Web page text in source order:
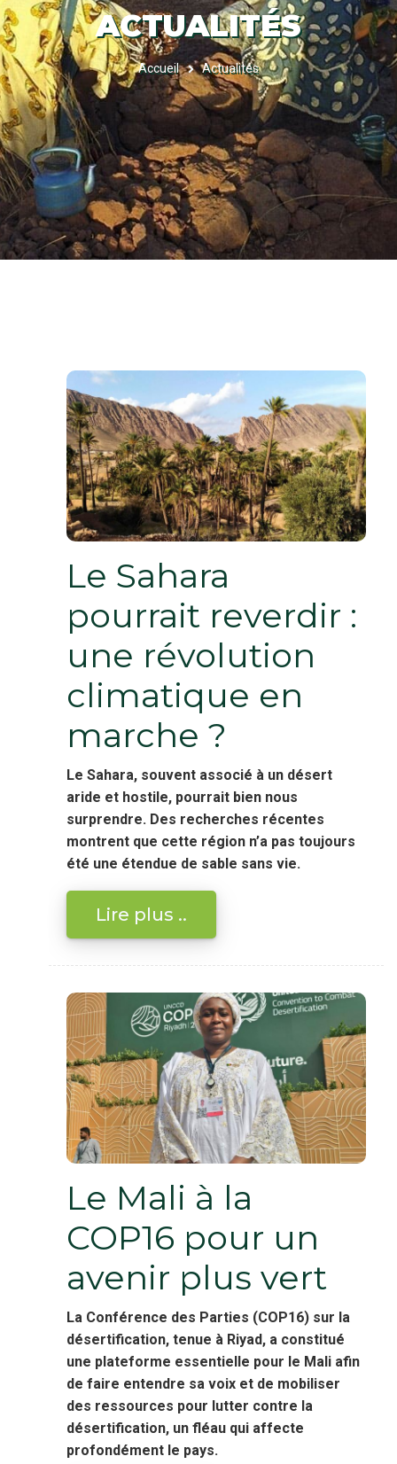
ACTUALITÉS
FIL
D'ARIANE
Accueil Actualités
Le Sahara
pourrait reverdir :
une révolution
climatique en
marche ?
Le Sahara, souvent associé à un désert
aride et hostile, pourrait bien nous
surprendre. Des recherches récentes
montrent que cette région n’a pas toujours
été une étendue de sable sans vie.
Lire plus ..
Le Mali à la
COP16 pour un
avenir plus vert
La Conférence des Parties (COP16) sur la
désertification, tenue à Riyad, a constitué
une plateforme essentielle pour le Mali afin
de faire entendre sa voix et de mobiliser
des ressources pour lutter contre la
désertification, un fléau qui affecte
profondément le pays.